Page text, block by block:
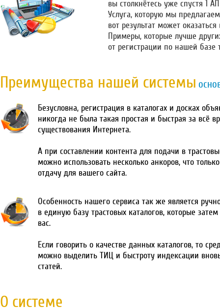
вы столкнётесь уже спустя 1
Услуга, которую мы
вот результат может
Примеры, которые лучше
от регистрации по нашей базе
Преимущества нашей системы
Безусловна, регистрация в каталогах и досках
никогда не была такая простая и быстрая за всё
существования Интернета.
А при составлении контента для подачи в
можно использовать несколько анкоров, что
отдачу для вашего сайта.
Особенность нашего сервиса так же является
в единую базу трастовых каталогов, которые
вас.
Если говорить о качестве данных каталогов, то
можно выделить ТИЦ и быстроту индексации
статей.
О системе